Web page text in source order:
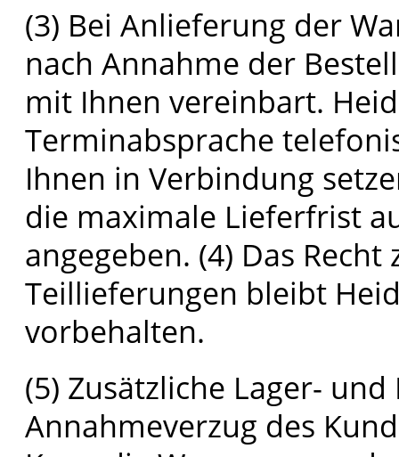
(3) Bei Anlieferung der
nach Annahme der
mit Ihnen vereinbart.
Terminabsprache
Ihnen in Verbindung
die maximale Lieferfrist
angegeben. (4) Das
Teillieferungen bleibt
vorbehalten.
(5) Zusätzliche Lager-
Annahmeverzug des